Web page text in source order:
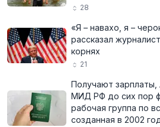
28
«Я – навахо, я –
рассказал
корнях
21
Получают зарплаты,
МИД РФ до сих пор
рабочая группа по
созданная в 2002